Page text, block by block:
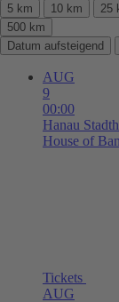
5 km
10 km 25
500 km
Datum aufsteigend
AUG
9
00:00
Hanau
House of
Tickets
AUG